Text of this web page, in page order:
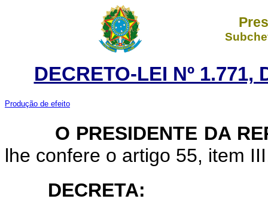
DECRETO-LEI Nº 1.771,
Produção de efeito
O PRESIDENTE DA
lhe confere o artigo 55, item
DECRETA: